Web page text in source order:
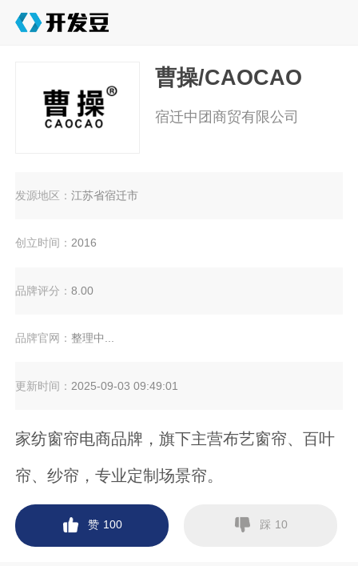
曹操/CAOCAO
宿迁中团商贸有限公司
发源地区：江苏省宿迁市
创立时间：2016
品牌评分：8.00
品牌官网：整理中...
更新时间： 2025-09-03 09:49:01
家纺窗帘电商品牌，旗下主营布艺窗帘、百叶
帘、纱帘，专业定制场景帘。
赞 100 踩 10